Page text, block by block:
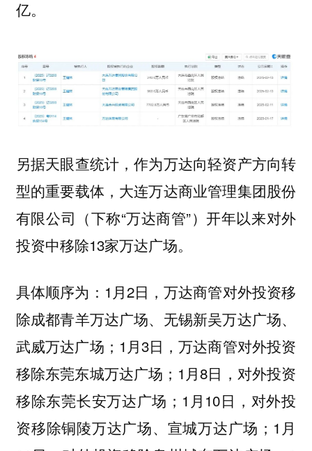
亿。
另据天眼查统计，作为万达向轻资产方向转
型的重要载体，大连万达商业管理集团股份
有限公司（下称“万达商管”）开年以来对外
投资中移除13家万达广场。
具体顺序为：1月2日，万达商管对外投资移
除成都青羊万达广场、无锡新吴万达广场、
武威万达广场；1月3日，万达商管对外投资
移除东莞东城万达广场；1月8日，对外投资
移除东莞长安万达广场；1月10日，对外投
资移除铜陵万达广场、宣城万达广场；1月